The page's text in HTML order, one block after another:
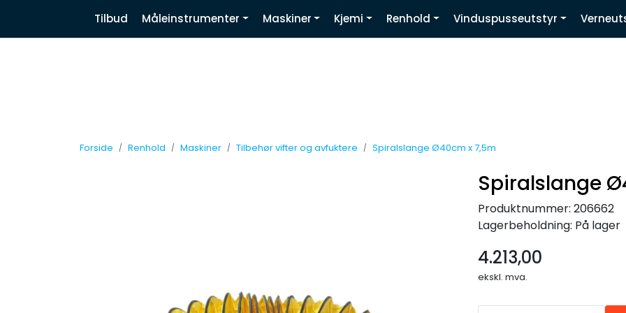
Nyhetsbrev | Facebook | Linkedin | Youtube
Tilbud Måleinstrumenter Maskiner Kjemi Renhold Vinduspusseutstyr
Forside Renhold Maskiner Tilbehør vifter og avfuktere Spiralslange Ø40cm x 7,5m
Spiralslange
Produktnummer: 206662
Lagerbeholdning: På lager
4.213,00
ekskl. mva.